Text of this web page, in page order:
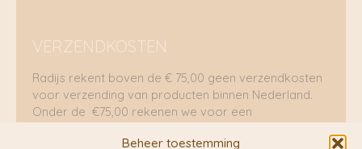
Beheer toestemming
VERZENDKOSTEN
Radijs rekent boven de € 75,00 geen verzendkosten
voor verzending van producten binnen Nederland.
Onder de €75,00 rekenen we voor een